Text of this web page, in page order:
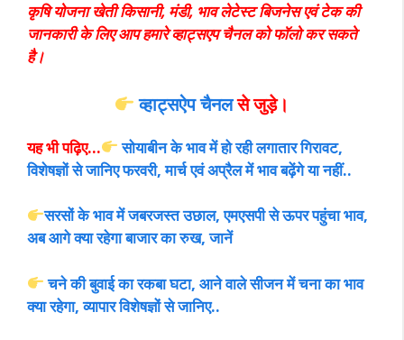
कृषि योजना खेती किसानी, मंडी, भाव लेटेस्ट बिजनेस एवं टेक की
जानकारी के लिए आप हमारे व्हाट्सएप चैनल को फॉलो कर सकते
है।
व्हाट्सऐप चैनलसे जुड़े।
यह भी पढ़िए…
सोयाबीन के भाव में हो रही लगातार गिरावट,
विशेषज्ञों से जानिए फरवरी, मार्च एवं अप्रैल में भाव बढ़ेंगे या नहीं..
सरसों के भाव में जबरजस्त उछाल, एमएसपी से ऊपर पहुंचा भाव,
अब आगे क्या रहेगा बाजार का रुख, जानें
चने की बुवाई का रकबा घटा, आने वाले सीजन में चना का भाव
क्या रहेगा, व्यापार विशेषज्ञों से जानिए..